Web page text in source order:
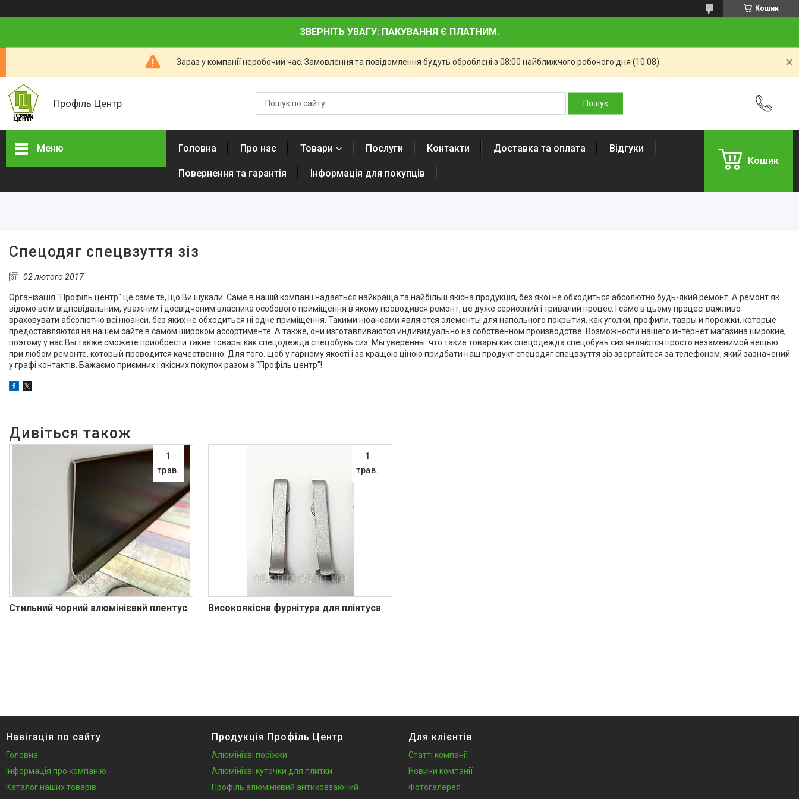
Кошик
ЗВЕРНІТЬ УВАГУ: ПАКУВАННЯ Є ПЛАТНИМ.
Зараз у компанії неробочий час. Замовлення та повідомлення будуть оброблені з 08:00 найближчого робочого дня (10.08).
Профіль Центр
Меню
Прихованого Монтажу
Алюмінієвий плінтус BEST
Плінтуси з нержавіючої сталі
Профіль з LED підсвічуванням
(для стін, підлоги, плитки,
керамограніта і т. д)
Оздоблювальний профіль для
ДСП, ЛДСП, скла, дзеркал,
балконний профіль (карниз).
Відведення води.
Алюмінієвий профіль
Алюмінієві куточки
Алюмінієвий верстатний
профіль V-Slot
Алюмінієва лиштва на двері
Профіль для LVT панелей (для
кварцвінілу)
Алюмінієві протиковзкі
накладки
Алюмінієві пороги для підлоги
Профіль для скла душової під
алюмінієвий
Відгуки
Головна Про нас Товари Послуги Контакти Доставка та оплата Відгуки
Повернення та гарантія Інформація для покупців
Кошик
Спецодяг спецвзуття зіз
02 лютого 2017
Організація "Профіль центр" це саме те, що Ви шукали. Саме в нашій компанії надається найкраща та найбільш якісна продукція, без якої не обходиться абсолютно будь-який ремонт. А ремонт як
відомо всім відповідальним, уважним і досвідченим власника особового приміщення в якому проводився ремонт, це дуже серйозний і тривалий процес. І саме в цьому процесі важливо
враховувати абсолютно всі нюанси, без яких не обходиться ні одне приміщення. Такими нюансами являются элементы для напольного покрытия, как уголки, профили, тавры и порожки, которые
предоставляются на нашем сайте в самом широком ассортименте. А также, они изготавливаются индивидуально на собственном производстве. Возможности нашего интернет магазина широкие,
поэтому у нас Вы также сможете приобрести такие товары как спецодежда спецобувь сиз. Мы уверенны. что такие товары как спецодежда спецобувь сиз являются просто незаменимой вещью
при любом ремонте, который проводится качественно. Для того. щоб у гарному якості і за кращою ціною придбати наш продукт спецодяг спецвзуття зіз звертайтеся за телефоном, який зазначений
у графі контактів. Бажаємо приємних і якісних покупок разом з "Профіль центр"!
1
трав.
Стильний чорний алюмінієвий плентус
1
трав.
Високоякісна фурнітура для плінтуса
Навігація по сайту
Головна
Інформація про компанію
Каталог наших товарів
Продукція Профіль Центр
Алюмінієві поріжки
Алюмінієві куточки для плитки
Профіль алюмінієвий антиковзаючий
Для клієнтів
Статті компанії
Новини компанії
Фотогалерея